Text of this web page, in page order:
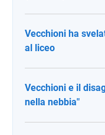
Vecchioni ha
al liceo
Vecchioni e il
nella nebbia"